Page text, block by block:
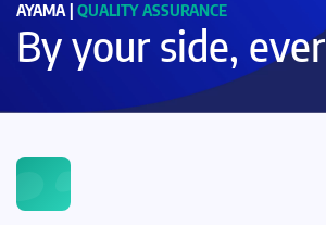
AYAMA | QUALITY ASSURANCE
By your side,